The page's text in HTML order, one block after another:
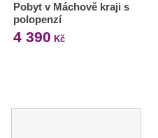
Pobyt v Máchově kraji s
polopenzí
4 390 Kč